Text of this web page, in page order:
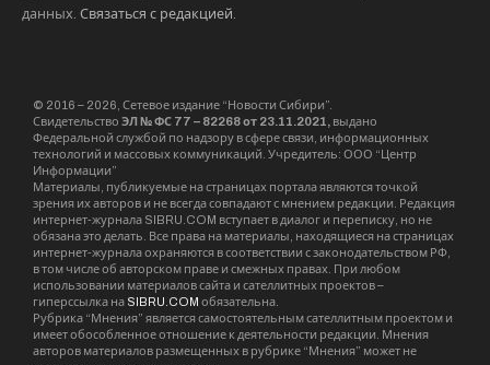
данных. Связаться с редакцией
© 2016 – 2026, Сетевое издание “Новости Сибири”.
Свидетельство ЭЛ № ФС 77 – 82268 от 23.11.2021, выдано
Федеральной службой по надзору в сфере связи, информационных
технологий и массовых коммуникаций. Учредитель: ООО “Центр
Информации”
Материалы, публикуемые на страницах портала являются точкой
зрения их авторов и не всегда совпадают с мнением редакции. Редакция
интернет-журнала SIBRU.COM вступает в диалог и переписку, но не
обязана это делать. Все права на материалы, находящиеся на страницах
интернет-журнала охраняются в соответствии с законодательством РФ,
в том числе об авторском праве и смежных правах. При любом
использовании материалов сайта и сателлитных проектов –
гиперссылка на SIBRU.COM обязательна.
Рубрика “Мнения” является самостоятельным сателлитным проектом и
имеет обособленное отношение к деятельности редакции. Мнения
авторов материалов размещенных в рубрике “Мнения” может не